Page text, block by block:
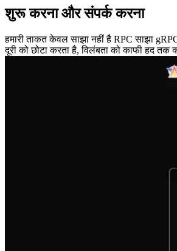
शुरू करना और संपर्क करना
हमारी ताकत केवल साझा नहीं है RPC साझा
दूरी को छोटा करता है, विलंबता को काफी हद